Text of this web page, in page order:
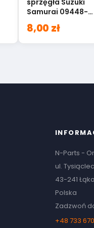
Samurai 09448-
8,00 zł
N-Parts -
ul.
43-241 Łąka
Polska
Zadzwoń
+48 733